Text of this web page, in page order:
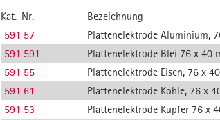
Kat.-Nr.
Bezeichnung
591 57
Plattenelektrode Aluminium,
591 591
Plattenelektrode Blei 76 x 40
591 55
Plattenelektrode Eisen, 76 x
591 61
Plattenelektrode Kohle, 76 x
591 53
Plattenelektrode Kupfer 76 x